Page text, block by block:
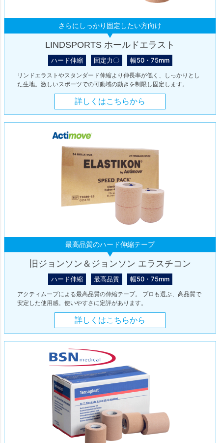
さらにしっかり固定したい方向け
LINDSPORTS ホールドエラスト
ハード伸縮 固定力〇 幅50・75mm
リンドエラストやスタンダード伸縮より伸長率が低く、しっかりとし
た生地。激しいスポーツでの可動域の動きを制限し固定します。
詳しくはこちらから
最高品質のハード伸縮テープ
旧ジョンソン＆ジョンソン エラスチコン
ハード伸縮 最高品質 幅50・75mm
アクティムーブによる最高品質の伸縮テープ。 プロも選ぶ、高品質で
安定した使用感。使いやすさに定評があります。
詳しくはこちらから